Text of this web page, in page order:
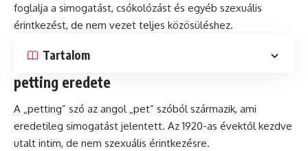
foglalja a simogatást, csókolózást és egyéb szexuális
érintkezést, de nem vezet teljes közösüléshez.
Tartalom
petting eredete
A „petting” szó az angol „pet” szóból származik, ami
eredetileg simogatást jelentett. Az 1920-as évektől kezdve
utalt intim, de nem szexuális érintkezésre.